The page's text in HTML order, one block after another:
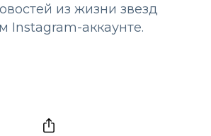
из жизни звезд
Instagram-аккаунте.